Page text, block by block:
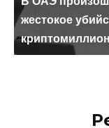
жестокое